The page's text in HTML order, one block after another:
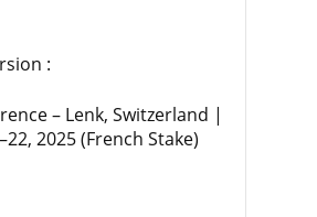
:
– Lenk, Switzerland |
2025 (French Stake)